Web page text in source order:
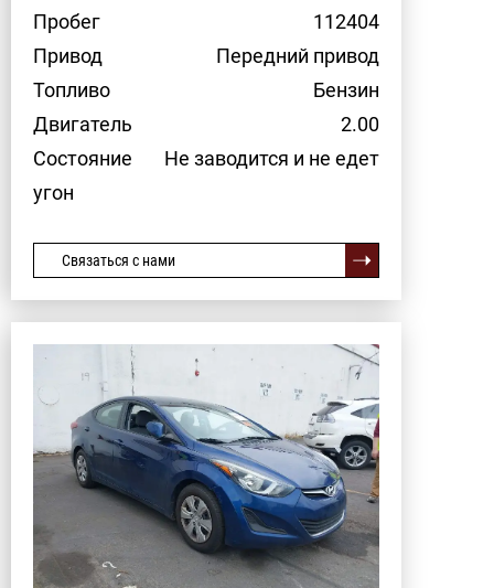
Пробег
112404
Привод
Передний привод
Топливо
Бензин
Двигатель
2.00
Состояние
Не заводится и не едет
угон
Связаться с нами